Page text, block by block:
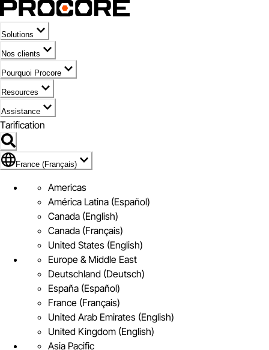
Solutions
Nos clients
Pourquoi Procore
Resources
Assistance
Tarification
Pavillon de France (Français)
France (Français)
Americas
América Latina (Español)
Canada (English)
Canada (Français)
United States (English)
Europe & Middle East
Deutschland (Deutsch)
España (Español)
France (Français)
United Arab Emirates (English)
United Kingdom (English)
Asia Pacific